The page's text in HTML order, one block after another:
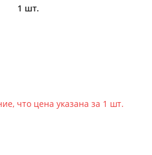
1 шт.
что цена указана за 1 шт.